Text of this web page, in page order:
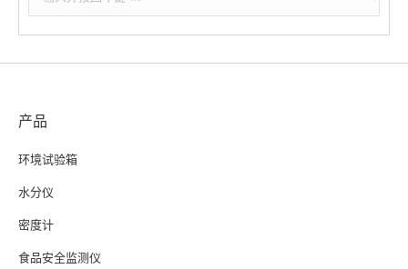
产品
环境试验箱
水分仪
密度计
食品安全监测仪